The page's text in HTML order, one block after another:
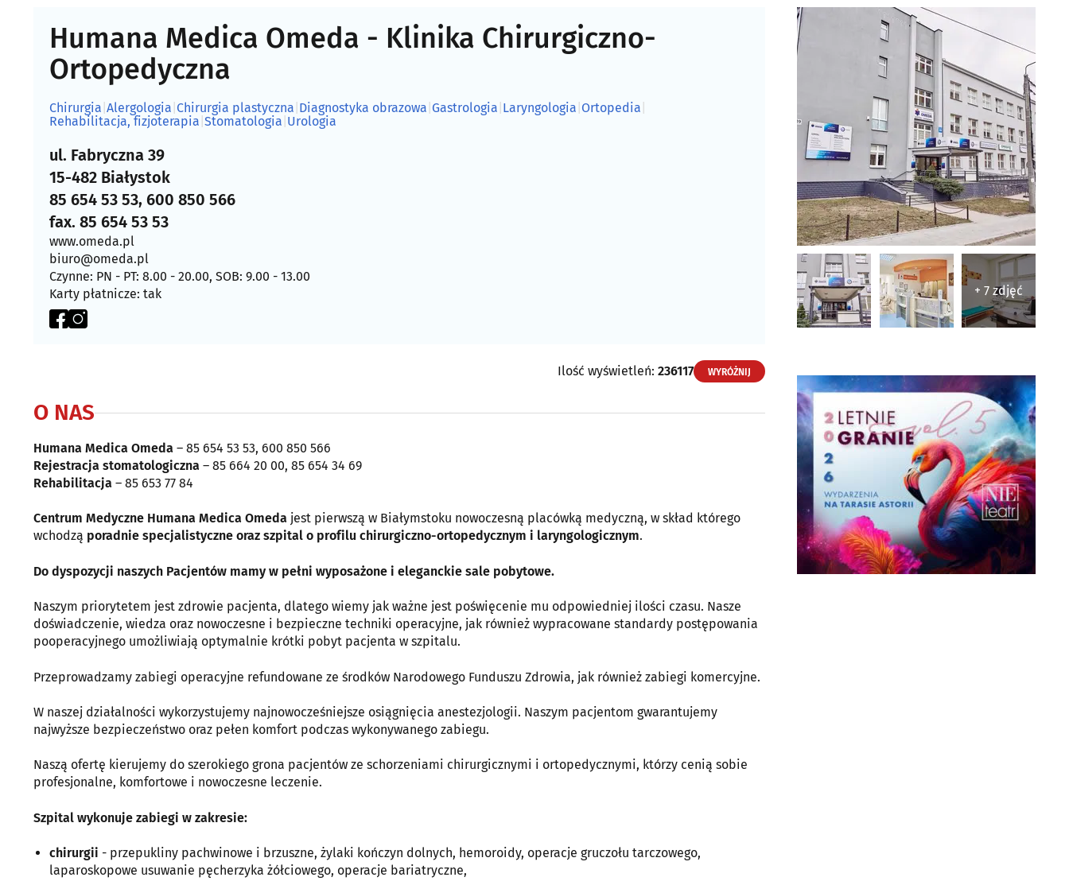
Humana Medica Omeda - Klinika Chirurgiczno-
Ortopedyczna
Chirurgia Alergologia Chirurgia plastyczna Diagnostyka obrazowa Gastrologia Laryngologia Ortopedia
Rehabilitacja, fizjoterapia Stomatologia Urologia
ul. Fabryczna 39
15-482 Białystok
85 654 53 53, 600 850 566
fax. 85 654 53 53
www.omeda.pl
biuro@omeda.pl
Czynne: PN - PT: 8.00 - 20.00, SOB: 9.00 - 13.00
Karty płatnicze: tak
Ilość wyświetleń: 236117 WYRÓŻNIJ
O NAS
Humana Medica Omeda – 85 654 53 53, 600 850 566
Rejestracja stomatologiczna – 85 664 20 00, 85 654 34 69
Rehabilitacja – 85 653 77 84
Centrum Medyczne Humana Medica Omeda jest pierwszą w Białymstoku nowoczesną placówką medyczną, w skład którego
wchodzą poradnie specjalistyczne oraz szpital o profilu chirurgiczno-ortopedycznym i laryngologicznym.
Do dyspozycji naszych Pacjentów mamy w pełni wyposażone i eleganckie sale pobytowe.
Naszym priorytetem jest zdrowie pacjenta, dlatego wiemy jak ważne jest poświęcenie mu odpowiedniej ilości czasu. Nasze
doświadczenie, wiedza oraz nowoczesne i bezpieczne techniki operacyjne, jak również wypracowane standardy postępowania
pooperacyjnego umożliwiają optymalnie krótki pobyt pacjenta w szpitalu.
Przeprowadzamy zabiegi operacyjne refundowane ze środków Narodowego Funduszu Zdrowia, jak również zabiegi komercyjne.
W naszej działalności wykorzystujemy najnowocześniejsze osiągnięcia anestezjologii. Naszym pacjentom gwarantujemy
najwyższe bezpieczeństwo oraz pełen komfort podczas wykonywanego zabiegu.
Naszą ofertę kierujemy do szerokiego grona pacjentów ze schorzeniami chirurgicznymi i ortopedycznymi, którzy cenią sobie
profesjonalne, komfortowe i nowoczesne leczenie.
Szpital wykonuje zabiegi w zakresie:
chirurgii - przepukliny pachwinowe i brzuszne, żylaki kończyn dolnych, hemoroidy, operacje gruczołu tarczowego,
laparoskopowe usuwanie pęcherzyka żółciowego, operacje bariatryczne,
+ 7 zdjęć
Humana Medica Omeda
- Klinika Chirurgiczno-
ul. Fabryczna 39
15-482 Białystok